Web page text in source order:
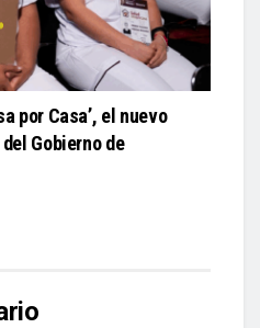
por Casa’, el nuevo
Gobierno de